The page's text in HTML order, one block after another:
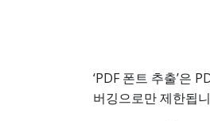
‘PDF 폰트 추출’은
버깅으로만 제한됩